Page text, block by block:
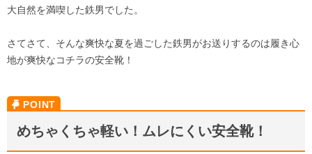
大自然を満喫した鉄男でした。
さてさて、そんな爽快な夏を過ごした鉄男がお送りするのは履き心
地が爽快なコチラの安全靴！
めちゃくちゃ軽い！ムレにくい安全靴！